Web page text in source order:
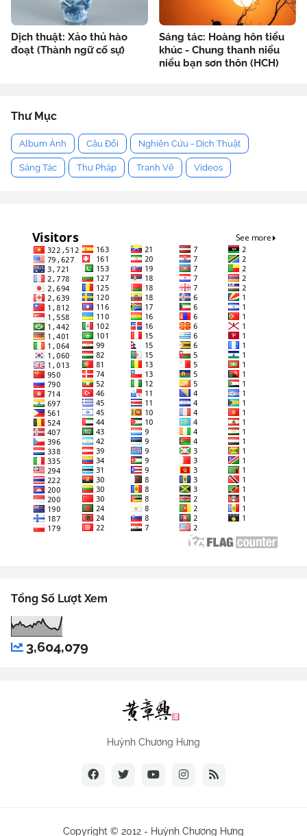
Dịch thuật: Xảo thủ hào
đoạt (Thành ngữ cố sự)
Sáng tác: Hoàng hôn tiểu
khúc - Chung thanh niểu
niểu bạn sơn thôn (HCH)
Thư Mục
Album Ảnh Câu Đối Nghiên Cứu - Dịch Thuật
Sáng Tác Thư Pháp Tranh Vẽ Videos
Tổng Số Lượt Xem
3,604,079
Huỳnh Chương Hưng
Copyright © 2012 - Huỳnh Chương Hưng